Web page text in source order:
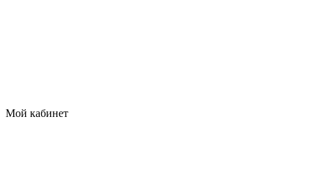
Мой кабинет